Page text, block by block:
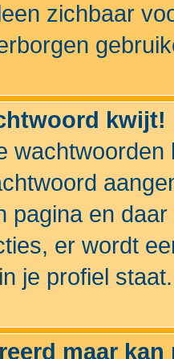
zichbaar
kwijt!
pagina en
er wordt
je profiel staat.
maar